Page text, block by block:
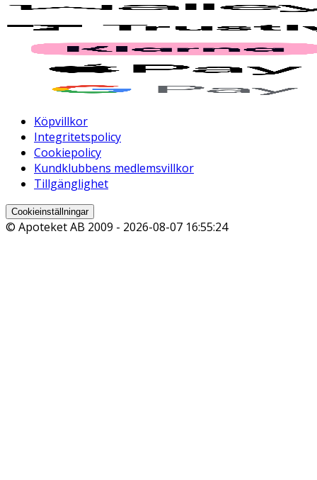
Köpvillkor
Integritetspolicy
Cookiepolicy
Kundklubbens medlemsvillkor
Tillgänglighet
Cookieinställningar
© Apoteket AB 2009 - 2026-08-07 16:55:24